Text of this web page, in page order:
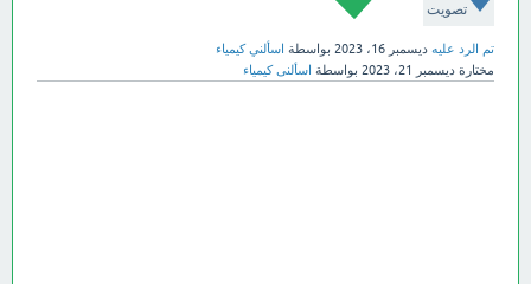
تصويت
تم الرد عليه ديسمبر 16، 2023 بواسطة اسألني كيمياء
مختارة ديسمبر 21، 2023 بواسطة اسألنى كيمياء